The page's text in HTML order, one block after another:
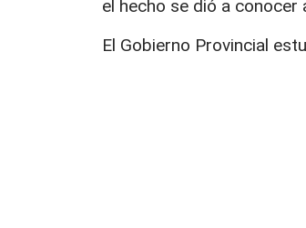
el hecho se dió a
El Gobierno Provincial